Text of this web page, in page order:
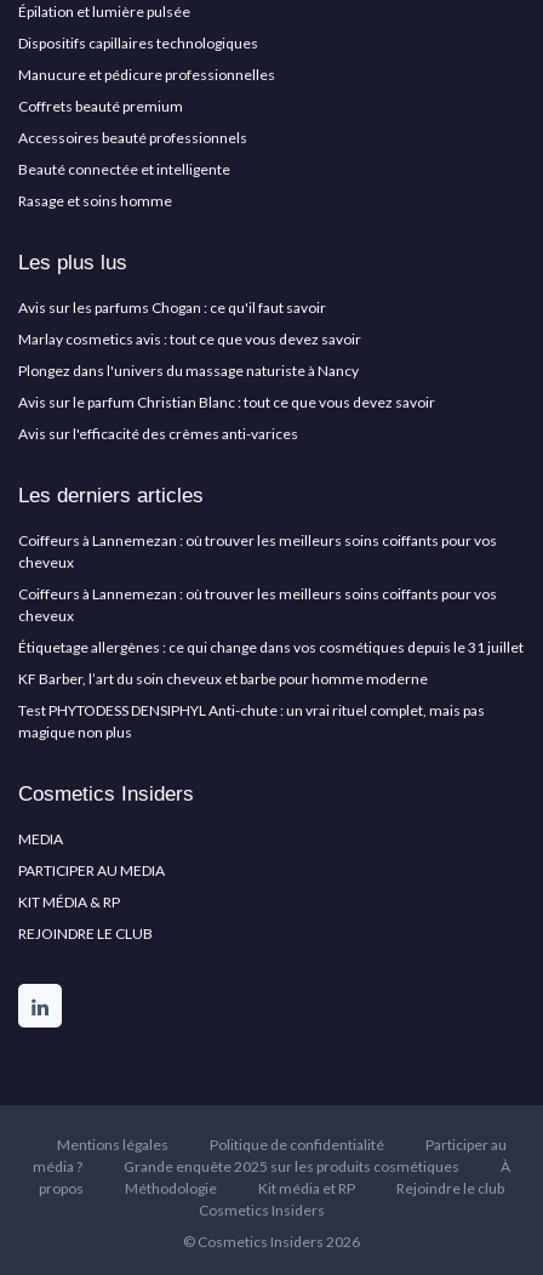
Épilation et lumière pulsée
Dispositifs capillaires technologiques
Manucure et pédicure professionnelles
Coffrets beauté premium
Accessoires beauté professionnels
Beauté connectée et intelligente
Rasage et soins homme
Les plus lus
Avis sur les parfums Chogan : ce qu'il faut savoir
Marlay cosmetics avis : tout ce que vous devez savoir
Plongez dans l'univers du massage naturiste à Nancy
Avis sur le parfum Christian Blanc : tout ce que vous devez savoir
Avis sur l'efficacité des crèmes anti-varices
Les derniers articles
Coiffeurs à Lannemezan : où trouver les meilleurs soins coiffants pour vos
cheveux
Coiffeurs à Lannemezan : où trouver les meilleurs soins coiffants pour vos
cheveux
Étiquetage allergènes : ce qui change dans vos cosmétiques depuis le 31 juillet
KF Barber, l’art du soin cheveux et barbe pour homme moderne
Test PHYTODESS DENSIPHYL Anti-chute : un vrai rituel complet, mais pas
magique non plus
Cosmetics Insiders
MEDIA
PARTICIPER AU MEDIA
KIT MÉDIA & RP
REJOINDRE LE CLUB
Mentions légales Politique de confidentialité
Participer au
média ?
Grande enquête 2025 sur les produits cosmétiques
À
propos
Méthodologie Kit média et RP
Rejoindre le club
Cosmetics Insiders
© Cosmetics Insiders 2026